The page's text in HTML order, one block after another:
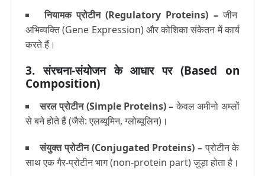
नियामक प्रोटीन (Regulatory Proteins) – जीन
अभिव्यक्ति (Gene Expression) और कोशिका संकेतन में कार्य
करते हैं।
3. संरचना-संयोजन के आधार पर (Based on
Composition)
सरल प्रोटीन (Simple Proteins)– केवल अमीनो अम्लों
से बने होते हैं (जैसे: एलब्यूमिन, ग्लोब्यूलिन)।
संयुक्त प्रोटीन (Conjugated Proteins) – प्रोटीन के
साथ एक गैर-प्रोटीन भाग (non-protein part) जुड़ा होता है।